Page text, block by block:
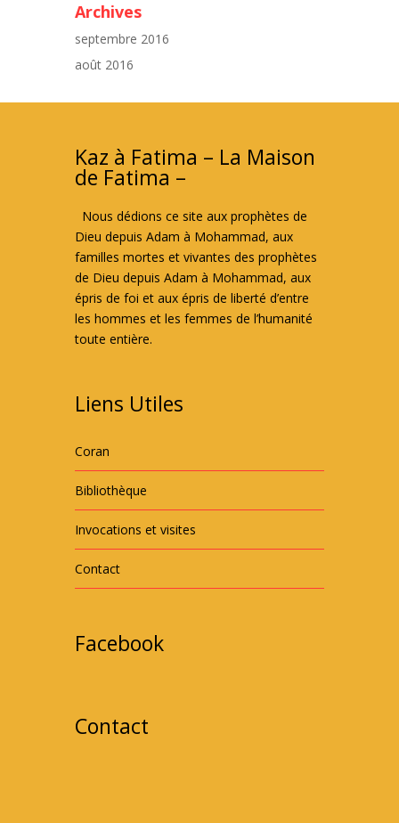
Archives
septembre 2016
août 2016
Kaz à Fatima – La Maison
de Fatima –
Nous dédions ce site aux prophètes de
Dieu depuis Adam à Mohammad, aux
familles mortes et vivantes des prophètes
de Dieu depuis Adam à Mohammad, aux
épris de foi et aux épris de liberté d’entre
les hommes et les femmes de l’humanité
toute entière.
Liens Utiles
Coran
Bibliothèque
Invocations et visites
Contact
Facebook
Contact